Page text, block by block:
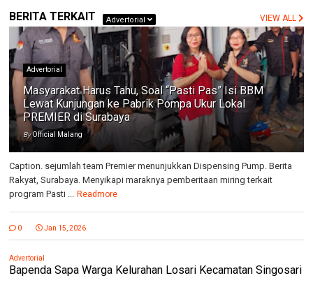
BERITA TERKAIT Advertorial VIEW ALL
Advertorial
Masyarakat Harus Tahu, Soal “Pasti Pas” Isi BBM
Lewat Kunjungan ke Pabrik Pompa Ukur Lokal
PREMIER di Surabaya
ByOfficial Malang
Caption. sejumlah team Premier menunjukkan Dispensing Pump. Berita
Rakyat, Surabaya. Menyikapi maraknya pemberitaan miring terkait
program Pasti ... Readmore
0 Jan 15, 2026
Advertorial
Bapenda Sapa Warga Kelurahan Losari Kecamatan Singosari